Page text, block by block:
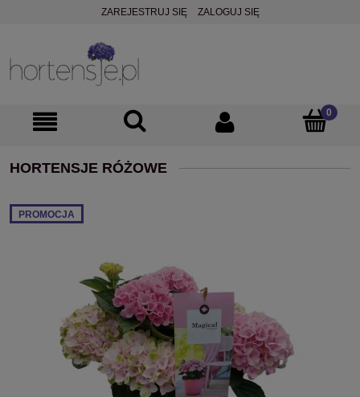
ZAREJESTRUJ SIĘ ZALOGUJ SIĘ
HORTENSJE RÓŻOWE
PROMOCJA